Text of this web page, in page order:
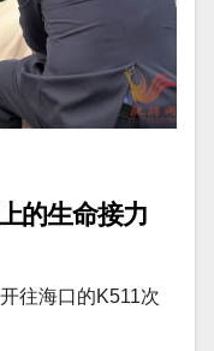
的生命接力
往海口的K511次